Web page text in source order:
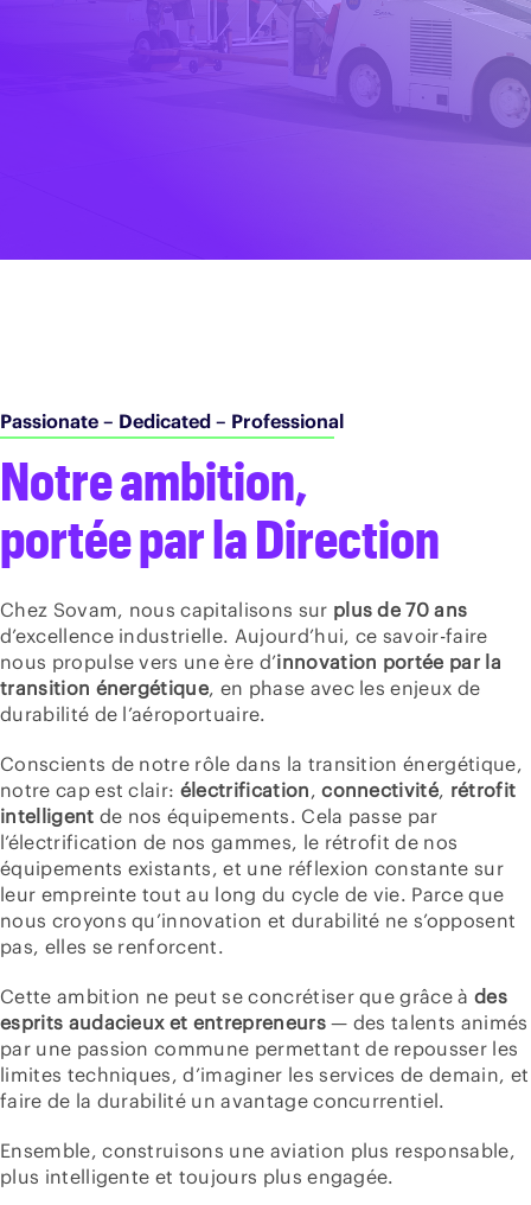
Passionate – Dedicated – Professional
Notre ambition,
portée par la Direction
Chez Sovam, nous capitalisons sur plus de 70 ans
d’excellence industrielle. Aujourd’hui, ce savoir-faire
nous propulse vers une ère d’innovation portée par la
transition énergétique, en phase avec les enjeux de
durabilité de l’aéroportuaire.
Conscients de notre rôle dans la transition énergétique,
notre cap est clair: électrification ,connectivité, rétrofit
intelligent de nos équipements. Cela passe par
l’électrification de nos gammes, le rétrofit de nos
équipements existants, et une réflexion constante sur
leur empreinte tout au long du cycle de vie. Parce que
nous croyons qu’innovation et durabilité ne s’opposent
pas, elles se renforcent.
Cette ambition ne peut se concrétiser que grâce à des
esprits audacieux et entrepreneurs— des talents animés
par une passion commune permettant de repousser les
limites techniques, d’imaginer les services de demain, et
faire de la durabilité un avantage concurrentiel.
Ensemble, construisons une aviation plus responsable,
plus intelligente et toujours plus engagée.